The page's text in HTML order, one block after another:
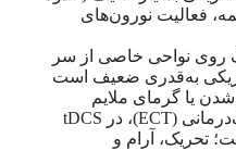
فعالیت نورون‌های
روی نواحی خاصی از سر
به‌قدری ضعیف است
یا گرمای ملایم
احساس می‌کند. برخلاف شوک‌درمانی (ECT)، در tDCS
تحریک، آرام و